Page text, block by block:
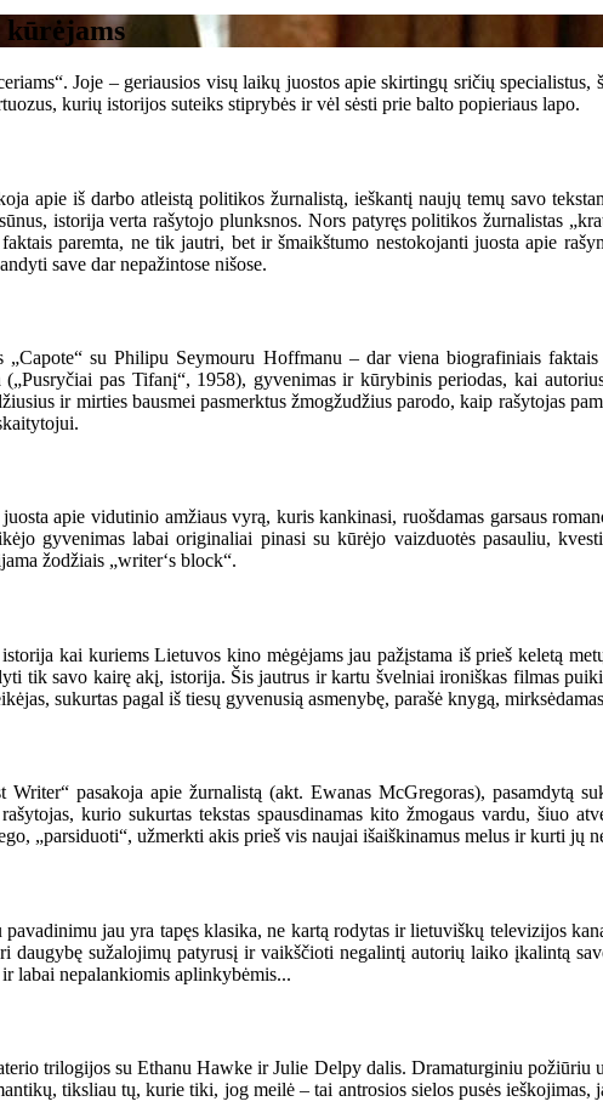
Joje – geriausios visų laikų juostos apie skirtingų sričių
kurių istorijos suteiks stiprybės ir vėl sėsti prie balto popieriaus lapo.
apie iš darbo atleistą politikos žurnalistą, ieškantį naujų temų savo
istorija verta rašytojo plunksnos. Nors patyręs politikos žurnalistas
paremta, ne tik jautri, bet ir šmaikštumo nestokojanti juosta apie
save dar nepažintose nišose.
su Philipu Seymouru Hoffmanu – dar viena biografiniais faktais
pas Tifanį“, 1958), gyvenimas ir kūrybinis periodas, kai
ir mirties bausmei pasmerktus žmogžudžius parodo, kaip rašytojas
apie vidutinio amžiaus vyrą, kuris kankinasi, ruošdamas garsaus
gyvenimas labai originaliai pinasi su kūrėjo vaizduotės pasauliu,
žodžiais „writer‘s block“.
kai kuriems Lietuvos kino mėgėjams jau pažįstama iš prieš keletą
tik savo kairę akį, istorija. Šis jautrus ir kartu švelniai ironiškas filmas
sukurtas pagal iš tiesų gyvenusią asmenybę, parašė knygą,
pasakoja apie žurnalistą (akt. Ewanas McGregoras), pasamdytą
kurio sukurtas tekstas spausdinamas kito žmogaus vardu, šiuo
„parsiduoti“, užmerkti akis prieš vis naujai išaiškinamus melus ir kurti jų
jau yra tapęs klasika, ne kartą rodytas ir lietuviškų televizijos
daugybę sužalojimų patyrusį ir vaikščioti negalintį autorių laiko įkalintą
labai nepalankiomis aplinkybėmis...
trilogijos su Ethanu Hawke ir Julie Delpy dalis. Dramaturginiu požiūriu
tiksliau tų, kurie tiki, jog meilė – tai antrosios sielos pusės